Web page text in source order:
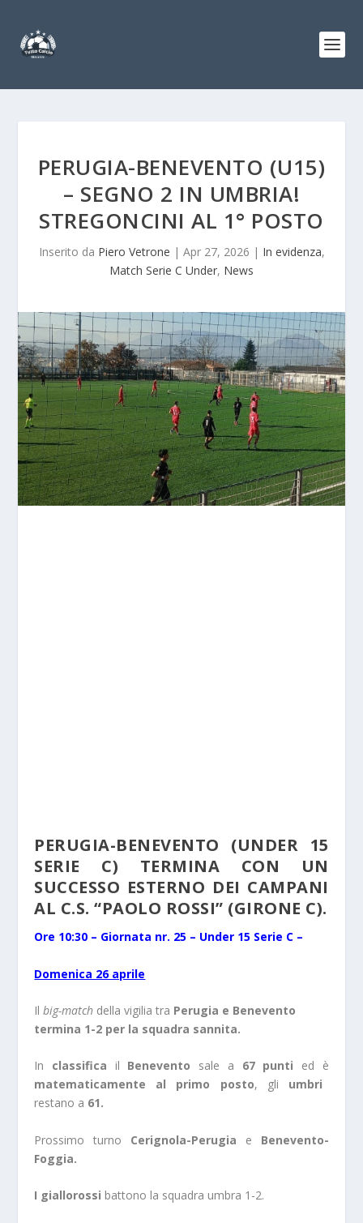
PERUGIA-BENEVENTO (U15)
– SEGNO 2 IN UMBRIA!
STREGONCINI AL 1° POSTO
Inserito da Piero Vetrone | Apr 27, 2026 | In evidenza,
Match Serie C Under, News
PERUGIA-BENEVENTO (UNDER 15
SERIE C) TERMINA CON UN
SUCCESSO ESTERNO DEI CAMPANI
AL C.S. “PAOLO ROSSI” (GIRONE C).
Ore 10:30 – Giornata nr. 25 – Under 15 Serie C –
Domenica 26 aprile
Ilbig-match della vigilia tra Perugia e Benevento
termina 1-2 per la squadra sannita.
In classifica il Benevento sale a 67 punti ed è
matematicamente al primo posto, gli umbri
restano a 61.
Prossimo turno Cerignola-Perugia e Benevento-
Foggia.
I giallorossi battono la squadra umbra 1-2.